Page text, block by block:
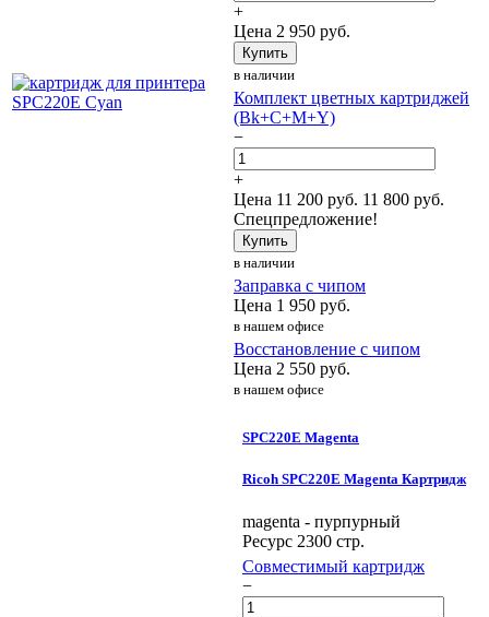
+
Цена 2 950 руб.
Купить
в наличии
Комплект цветных картриджей
(Bk+C+M+Y)
−
+
Цена 11 200 руб. 11 800 руб.
Спецпредложение!
Купить
в наличии
Заправка с чипом
Цена 1 950 руб.
в нашем офисе
Восстановление с чипом
Цена 2 550 руб.
в нашем офисе
SPC220E Magenta
Ricoh SPC220E Magenta Картридж
magenta - пурпурный
Ресурс 2300 стр.
Совместимый картридж
−